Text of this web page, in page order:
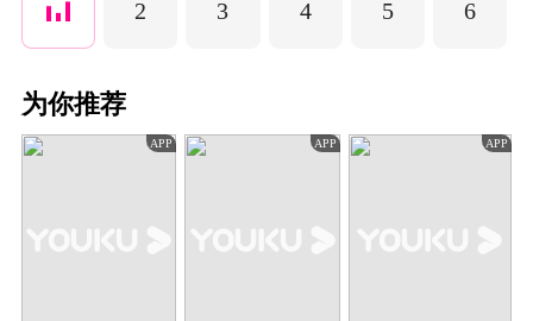
2 3 4 5 6
为你推荐
APP APP APP